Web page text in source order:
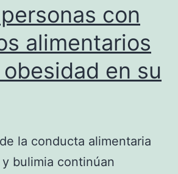
con
alimentarios
en su
la conducta alimentaria
bulimia continúan